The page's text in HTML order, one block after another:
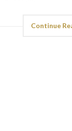
Continue